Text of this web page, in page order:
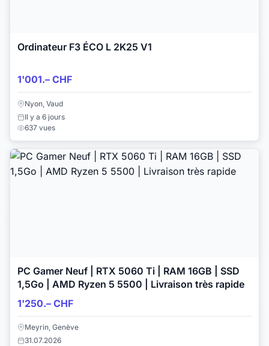
Ordinateur F3 ÉCO L 2K25 V1
1'001.– CHF
Nyon, Vaud
Il y a 6 jours
637 vues
PC Gamer Neuf | RTX 5060 Ti | RAM 16GB | SSD
1,5Go | AMD Ryzen 5 5500 | Livraison très rapide
1'250.– CHF
Meyrin, Genève
31.07.2026